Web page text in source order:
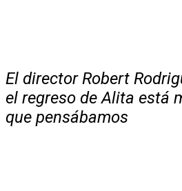
El director Robert
el regreso de Alita está
que pensábamos